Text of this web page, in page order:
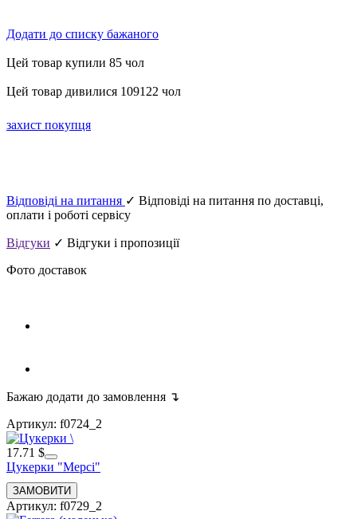
Додати до списку бажаного
Цей товар купили 85 чол
Цей товар дивилися 109122 чол
захист покупця
Відповіді на питання ✓ Відповіді на питання по доставці,
оплати і роботі сервісу
Відгуки ✓ Відгуки і пропозиції
Фото доставок
Бажаю додати до замовлення ↴
Артикул: f0724_2
17.71 $
Цукерки "Мерсі"
Артикул: f0729_2